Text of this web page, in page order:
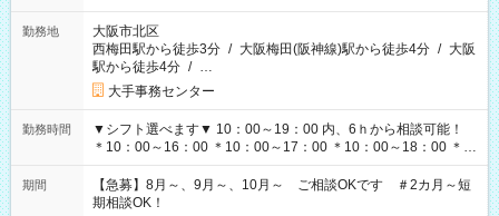
勤務地
大阪市北区
西梅田駅から徒歩3分 / 大阪梅田(阪神線)駅から徒歩4分 / 大阪
駅から徒歩4分 / …
大手事務センター
勤務時間
▼シフト選べます▼ 10：00～19：00 内、6ｈから相談可能！
＊10：00～16：00 ＊10：00～17：00 ＊10：00～18：00 ＊
11：00～19：00 ＊12：00～19：00 ＊13：00～19：00
期間
【急募】8月～、9月～、10月～ ご相談OKです ＃2カ月～短
期相談OK！